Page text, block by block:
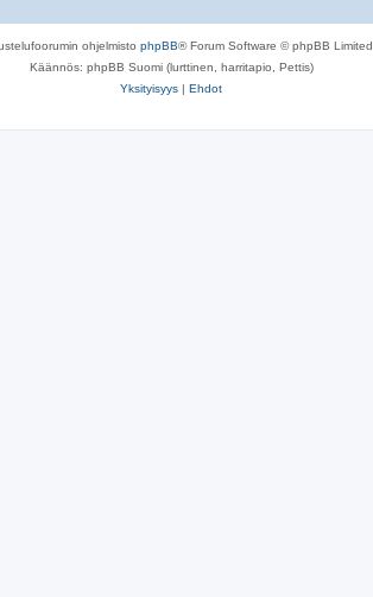
ohjelmisto phpBB® Forum Software © phpBB Limited
Käännös: phpBB Suomi (lurttinen, harritapio, Pettis)
Yksityisyys | Ehdot